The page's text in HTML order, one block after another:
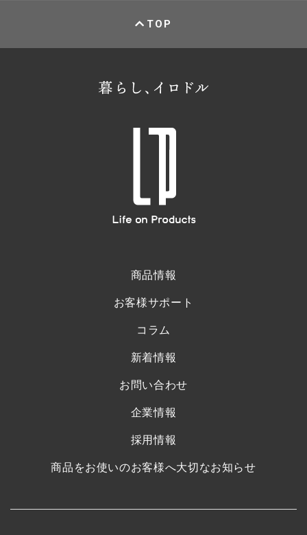
TOP
商品情報
お客様サポート
コラム
新着情報
お問い合わせ
企業情報
採用情報
商品をお使いのお客様へ大切なお知らせ